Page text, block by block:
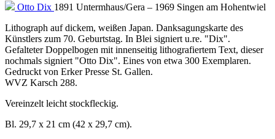
Otto Dix 1891 Untermhaus/Gera – 1969 Singen am Hohentwiel
Lithograph auf dickem, weißen Japan. Danksagungskarte des
Künstlers zum 70. Geburtstag. In Blei signiert u.re. "Dix".
Gefalteter Doppelbogen mit innenseitig lithografiertem Text, dieser
nochmals signiert "Otto Dix". Eines von etwa 300 Exemplaren.
Gedruckt von Erker Presse St. Gallen.
WVZ Karsch 288.
Vereinzelt leicht stockfleckig.
Bl. 29,7 x 21 cm (42 x 29,7 cm).